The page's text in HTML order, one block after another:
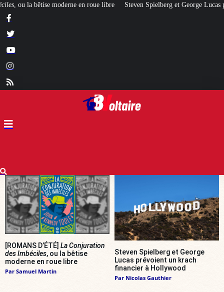
Steven Spielberg et George Lucas prévoient un krach financier à
[ROMANS D’ÉTÉ] La Conjuration
des Imbéciles, ou la bêtise
moderne en roue libre
Par Samuel Martin
Steven Spielberg et George
Lucas prévoient un krach
financier à Hollywood
Par Nicolas Gauthier